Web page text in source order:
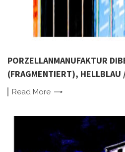
PORZELLANMANUFAKTUR
(FRAGMENTIERT), HELLBLAU
Read More